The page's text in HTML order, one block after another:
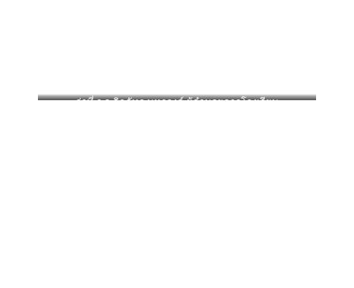
ว่าที่ ร.อ.จิรภัทร มหาวงค์ ผู้อำนวยการโรงเรียน